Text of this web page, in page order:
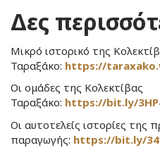
Δες
Μικρό ιστορικό της
Ταραξάκο: https://
Οι ομάδες της Κολεκτίβας
Ταραξάκο: https://bit.ly/
Οι αυτοτελείς ιστορίες της
παραγωγής: https://bit.ly/